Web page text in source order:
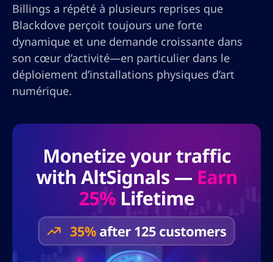
Billings a répété à plusieurs reprises que
Blackdove perçoit toujours une forte
dynamique et une demande croissante dans
son cœur d’activité—en particulier dans le
déploiement d’installations physiques d’art
numérique.